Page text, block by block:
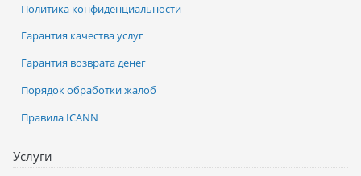
Услуги
Политика конфиденциальности
Гарантия качества услуг
Гарантия возврата денег
Порядок обработки жалоб
Правила ICANN